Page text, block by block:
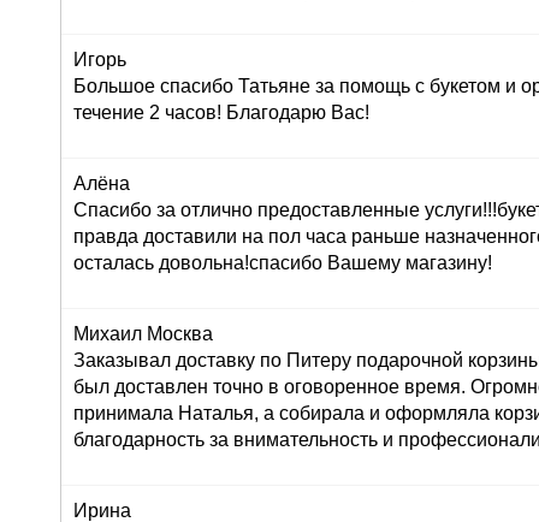
Игорь
Большое спасибо Татьяне за помощь с букетом и
течение 2 часов! Благодарю Вас!
Алёна
Спасибо за отлично предоставленные
правда доставили на пол часа раньше
осталась довольна!спасибо Вашему магазину!
Михаил Москва
Заказывал доставку по Питеру подарочной
был доставлен точно в оговоренное время.
принимала Наталья, а собирала и оформляла
благодарность за внимательность и
Ирина